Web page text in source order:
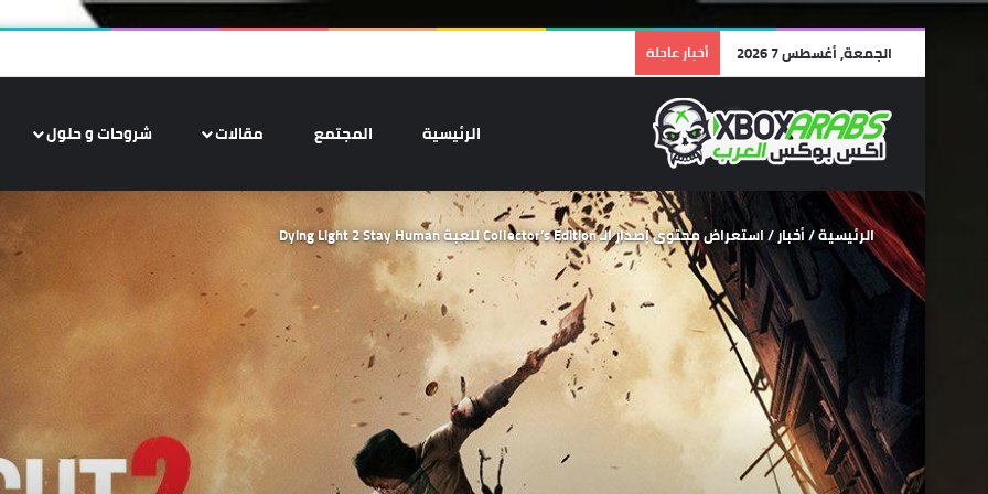
الجمعة, أغسطس 7 2026 أخبار عاجلة
الرئيسية المجتمع مقالات شروحات و حلول
الرئيسية/أخبار/استعراض محتوى إصدار الـ Collector’s Edition للعبة Dying Light 2 Stay Human